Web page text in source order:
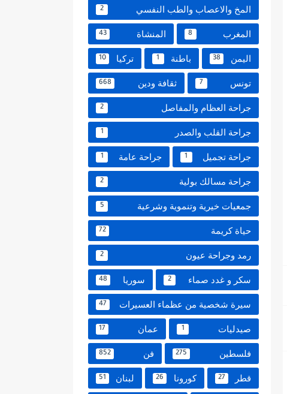
المخ والاعصاب والطب النفسي 2
المغرب 8 المنشاة 43
اليمن 38 باطنة 1 تركيا 10
تونس 7 ثقافة ودين 668
جراحة العظام والمفاصل 2
جراحة القلب والصدر 1
جراحة تجميل 1 جراحة عامة 1
جراحة مسالك بولية 2
جمعيات خيرية وتنموية وشرعية 5
حياة كريمة 72
رمد وجراحة عيون 2
سكر و غدد صماء 2 سوريا 48
سيرة شخصية من عظماء العسيرات 47
صيدليات 1 عمان 17
فلسطين 275 فن 852
قطر 27 كورونا 26 لبنان 51